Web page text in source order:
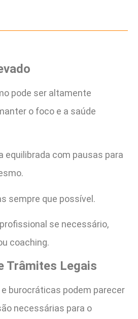
pode ser altamente
o foco e a saúde
equilibrada com pausas para
sempre que possível.
se necessário,
coaching.
Trâmites Legais
burocráticas podem parecer
necessárias para o